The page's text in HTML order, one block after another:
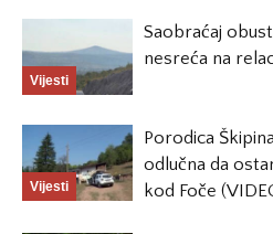
Vijesti
Saobraćaj
nesreća na
Vijesti
Porodica
odlučna da
kod Foče